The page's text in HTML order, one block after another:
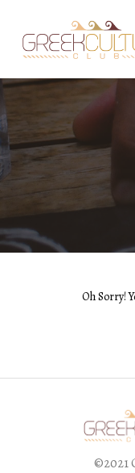
Oh Sorry!
©2021